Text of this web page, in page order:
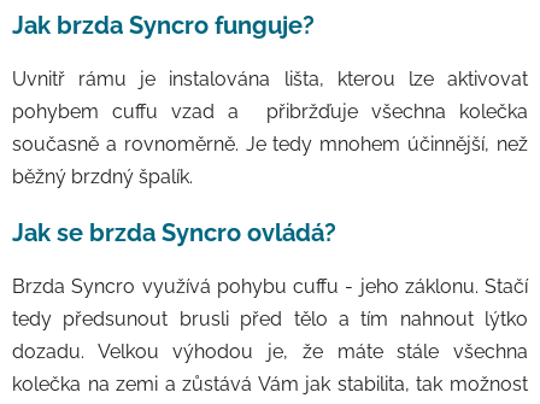
Jak brzda Syncro funguje?
Uvnitř rámu je instalována lišta, kterou lze aktivovat
pohybem cuffu vzad a přibržďuje všechna kolečka
současně a rovnoměrně. Je tedy mnohem účinnější, než
běžný brzdný špalík.
Jak se brzda Syncro ovládá?
Brzda Syncro využívá pohybu cuffu - jeho záklonu. Stačí
tedy předsunout brusli před tělo a tím nahnout lýtko
dozadu. Velkou výhodou je, že máte stále všechna
kolečka na zemi a zůstává Vám jak stabilita, tak možnost